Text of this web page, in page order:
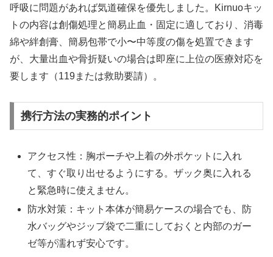
呼吸に問題があれば気道確保を優先しました。Kirnuoキッ
トの内容は創傷処理と簡易止血・固定に適しており、消毒
綿や絆創膏、簡易包帯で小〜中等度の傷を処置できます
が、大量出血や骨折疑いの場合は即座に上位の医療対応を
要します（119または救助要請）。
携行方法の実務的ポイント
アクセス性：胸ポーチや上着の外ポケットに入れ
て、すぐ取り出せるようにする。ザック奥に入れる
と緊急時に使えません。
防水対策：キット本体が簡易ケースの場合でも、防
水バッグやジップ袋で二重にしておくと内部のガー
ゼ等が濡れず安心です。